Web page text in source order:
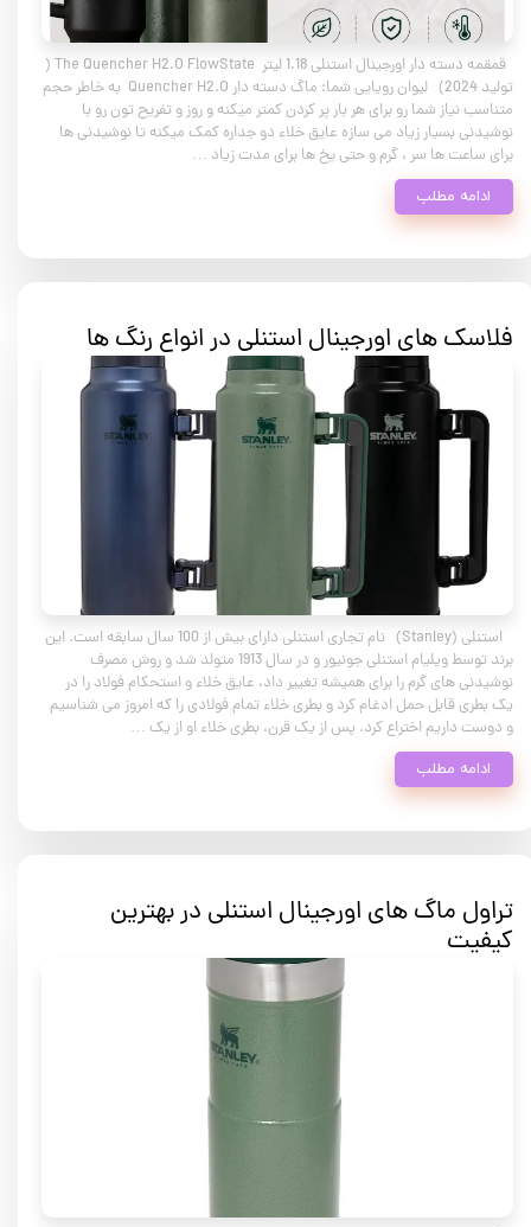
قمقمه دسته دار اورجینال استنلی 1.18 لیتر The Quencher H2.O FlowState (
تولید 2024) لیوان رویایی شما: ماگ دسته دار Quencher H2.O به خاطر حجم
متناسب نیاز شما رو برای هر بار پر کردن کمتر میکنه و روز و تفریح تون رو با
نوشیدنی بسیار زیاد می سازه عایق خلاء دو جداره کمک میکنه تا نوشیدنی ها
برای ساعت ها سر ، گرم و حتی یخ ها برای مدت زیاد …
ادامه مطلب
فلاسک های اورجینال استنلی در انواع رنگ ها
استنلی (Stanley) نام تجاری استنلی دارای بیش از 100 سال سابقه است. این
برند توسط ویلیام استنلی جونیور و در سال 1913 متولد شد و روش مصرف
نوشیدنی های گرم را برای همیشه تغییر داد، عایق خلاء و استحکام فولاد را در
یک بطری قابل حمل ادغام کرد و بطری خلاء تمام فولادی را که امروز می شناسیم
و دوست داریم اختراع کرد. پس از یک قرن، بطری خلاء او از یک …
ادامه مطلب
تراول ماگ های اورجینال استنلی در بهترین
کیفیت